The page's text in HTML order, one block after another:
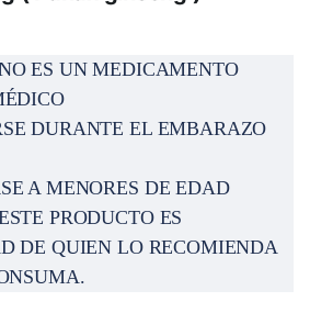
DURANTE EL EMBARAZO
A MENORES DE EDAD
PRODUCTO ES
DE QUIEN LO RECOMIENDA